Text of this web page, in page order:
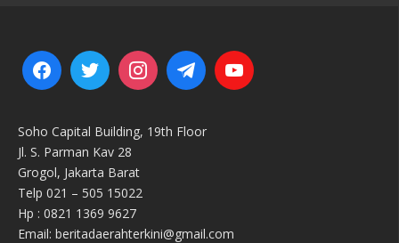
Soho Capital Building, 19th Floor
Jl. S. Parman Kav 28
Grogol, Jakarta Barat
Telp 021 – 505 15022
Hp : 0821 1369 9627
Email: beritadaerahterkini@gmail.com